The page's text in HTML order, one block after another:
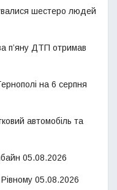
шестеро людей
п’яну ДТП отримав
на 6 серпня
автомобіль та
05.08.2026
05.08.2026